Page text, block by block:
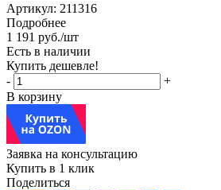
Артикул: 211316
Подробнее
1 191 руб./шт
Есть в наличии
Купить дешевле!
-
+
В корзину
Заявка на консультацию
Купить в 1 клик
Поделиться